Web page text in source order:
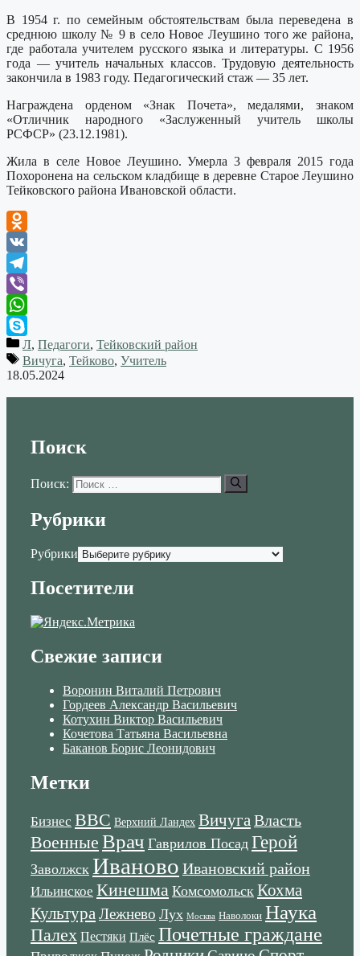
В 1954 г. по семейным обстоятельствам была переведена в
среднюю школу № 9 в село Новое Леушино того же района,
где работала учителем русского языка и литературы. С 1956
года — учитель начальных классов. Трудовую деятельность
закончила в 1983 году. Педагогический стаж — 35 лет.
Награждена орденом «Знак Почета», медалями, знаком
«Отличник народного «Заслуженный учитель школы
РСФСР» (23.12.1981).
Жила в селе Новое Леушино. Умерла 3 февраля 2015 года
Похоронена на сельском кладбище в деревне Старое Леушино
Тейковского района Ивановской области.
Odnoklassniki
VK
Telegram
Viber
WhatsApp
Skype
Л, Педагоги, Тейковский район
Вичуга, Тейково, Учитель
18.05.2024
Поиск
Поиск:
Рубрики
Рубрики
Посетители
Свежие записи
Воронин Виталий Петрович
Гордеев Александр Васильевич
Котухин Виктор Васильевич
Кочетова Татьяна Васильевна
Баканов Борис Леонидович
Метки
Бизнес ВВС Верхний Ландех ВичугаВласть
Военные Врач Гаврилов Посад Герой
Заволжск Иваново Ивановский район
Ильинское Кинешма Комсомольск Кохма
Культура Лежнево Лух Москва Наволоки Наука
Палех Пестяки Плёс Почетные граждане